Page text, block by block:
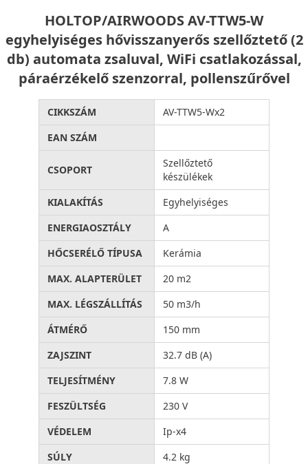
HOLTOP/AIRWOODS AV-TTW5-W
egyhelyiséges hővisszanyerős szellőztető (2
db) automata zsaluval, WiFi csatlakozással,
páraérzékelő szenzorral, pollenszűrővel
CIKKSZÁM
AV-TTW5-Wx2
EAN SZÁM
CSOPORT
Szellőztető
készülékek
KIALAKÍTÁS
Egyhelyiséges
ENERGIAOSZTÁLY
A
HŐCSERÉLŐ TÍPUSA
Kerámia
MAX. ALAPTERÜLET
20 m2
MAX. LÉGSZÁLLÍTÁS
50 m3/h
ÁTMÉRŐ
150 mm
ZAJSZINT
32.7 dB (A)
TELJESÍTMÉNY
7.8 W
FESZÜLTSÉG
230 V
VÉDELEM
Ip-x4
SÚLY
4.2 kg